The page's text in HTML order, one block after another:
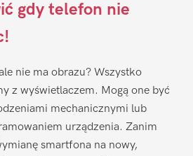
gdy telefon nie
nie ma obrazu? Wszystko
z wyświetlaczem. Mogą one być
mechanicznymi lub
urządzenia. Zanim
smartfona na nowy,